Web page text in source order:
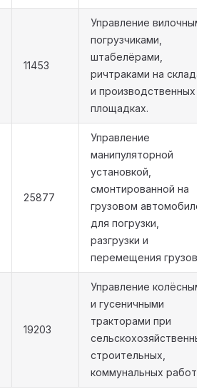
11453
Управление вилочными
погрузчиками,
штабелёрами,
ричтраками на складах
и производственных
площадках.
25877
Управление
манипуляторной
установкой,
смонтированной на
грузовом автомобиле,
для погрузки,
разгрузки и
перемещения грузов.
19203
Управление колёсными
и гусеничными
тракторами при
сельскохозяйственных,
строительных,
коммунальных работах.